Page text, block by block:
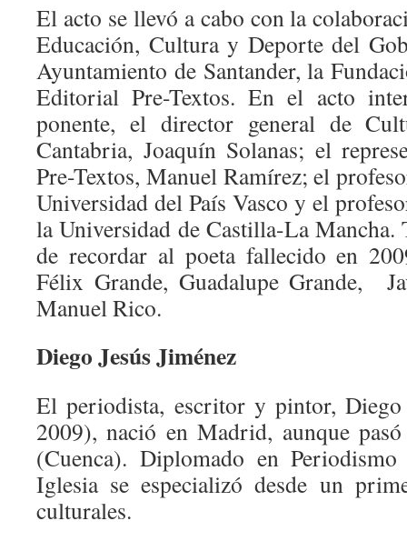
El acto se llevó a cabo con la
Educación, Cultura y Deporte del
Ayuntamiento de Santander, la
Editorial Pre-Textos. En el acto
ponente, el director general de
Cantabria, Joaquín Solanas; el
Pre-Textos, Manuel Ramírez; el
Universidad del País Vasco y el
la Universidad de Castilla-La Mancha.
de recordar al poeta fallecido en
Félix Grande, Guadalupe Grande,
Manuel Rico.
Diego Jesús Jiménez
El periodista, escritor y pintor, Diego
2009), nació en Madrid, aunque
(Cuenca). Diplomado en
Iglesia se especializó desde un
culturales.